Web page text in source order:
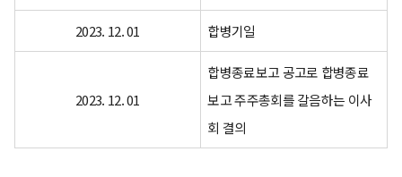
2023. 12. 01 합병기일
2023. 12. 01
합병종료보고 공고로 합병종료
보고 주주총회를 갈음하는 이사
회 결의